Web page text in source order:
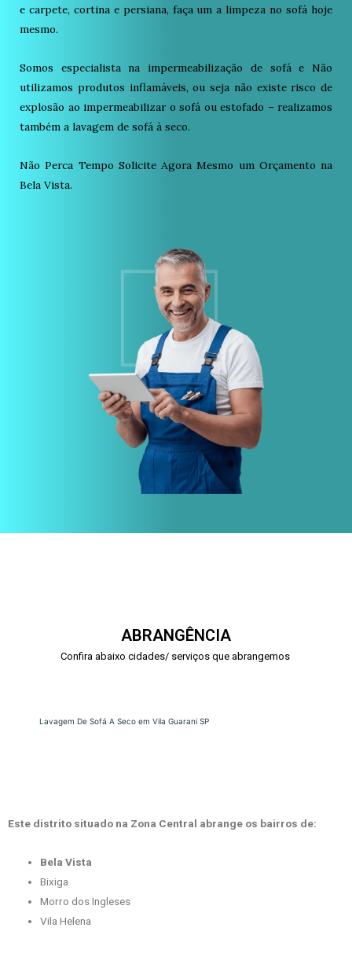
e carpete, cortina e persiana, faça um a limpeza no sofá hoje
mesmo.
Somos especialista na impermeabilização de sofá e Não
utilizamos produtos inflamáveis, ou seja não existe risco de
explosão ao impermeabilizar o sofá ou estofado – realizamos
também a lavagem de sofá à seco.
Não Perca Tempo Solicite Agora Mesmo um Orçamento na
Bela Vista.
ABRANGÊNCIA
Confira abaixo cidades/ serviços que abrangemos
Lavagem De Sofá A Seco em Vila Guarani SP
Este distrito situado na Zona Central abrange os bairros de:
Bela Vista
Bixiga
Morro dos Ingleses
Vila Helena